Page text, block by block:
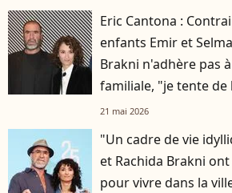
Eric Cantona :
enfants Emir et
Brakni n'adhère pas
familiale, "je tente
d'avis"
21 mai 2026
"Un cadre de vie
et Rachida Brakni
pour vivre dans la